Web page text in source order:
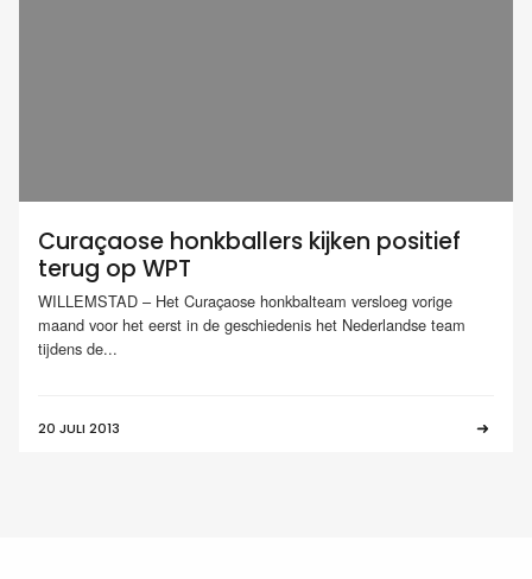
Curaçaose honkballers kijken positief
terug op WPT
WILLEMSTAD – Het Curaçaose honkbalteam versloeg vorige
maand voor het eerst in de geschiedenis het Nederlandse team
tijdens de...
20 JULI 2013